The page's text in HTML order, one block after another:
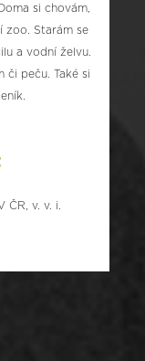
ČR, v. v. i.
si chovám,
zoo. Starám se
a vodní želvu.
či peču. Také si